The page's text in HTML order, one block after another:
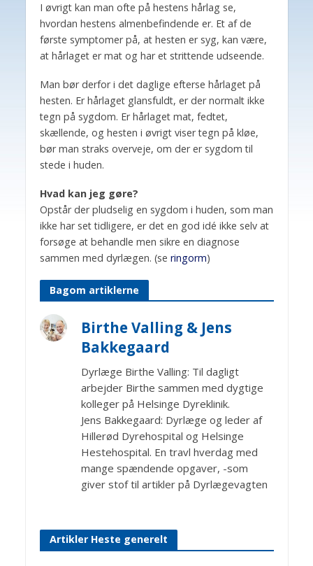
I øvrigt kan man ofte på hestens hårlag se,
hvordan hestens almenbefindende er. Et af de
første symptomer på, at hesten er syg, kan være,
at hårlaget er mat og har et strittende udseende.
Man bør derfor i det daglige efterse hårlaget på
hesten. Er hårlaget glansfuldt, er der normalt ikke
tegn på sygdom. Er hårlaget mat, fedtet,
skællende, og hesten i øvrigt viser tegn på kløe,
bør man straks overveje, om der er sygdom til
stede i huden.
Hvad kan jeg gøre?
Opstår der pludselig en sygdom i huden, som man
ikke har set tidligere, er det en god idé ikke selv at
forsøge at behandle men sikre en diagnose
sammen med dyrlægen. (se ringorm)
Bagom artiklerne
Birthe Valling & Jens
Bakkegaard
Dyrlæge Birthe Valling: Til dagligt
arbejder Birthe sammen med dygtige
kolleger på Helsinge Dyreklinik.
Jens Bakkegaard: Dyrlæge og leder af
Hillerød Dyrehospital og Helsinge
Hestehospital. En travl hverdag med
mange spændende opgaver, -som
giver stof til artikler på Dyrlægevagten
Artikler Heste generelt